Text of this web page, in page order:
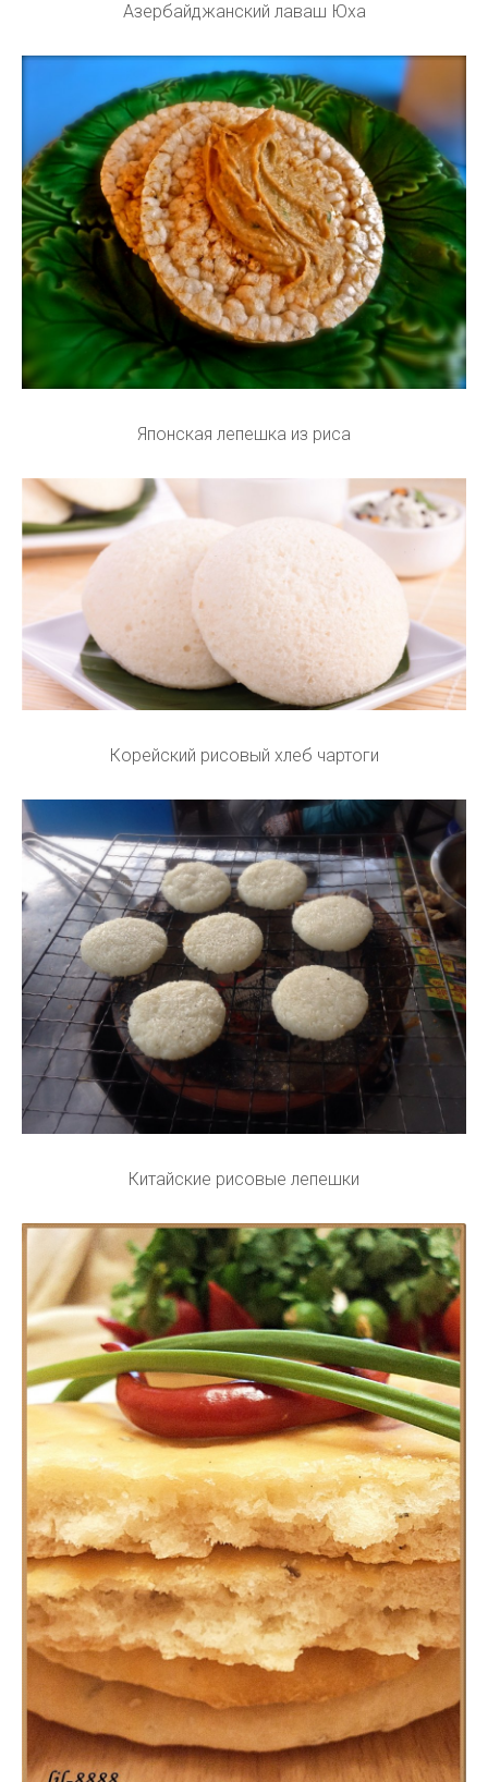
Азербайджанский лаваш Юха
Японская лепешка из риса
Корейский рисовый хлеб чартоги
Китайские рисовые лепешки